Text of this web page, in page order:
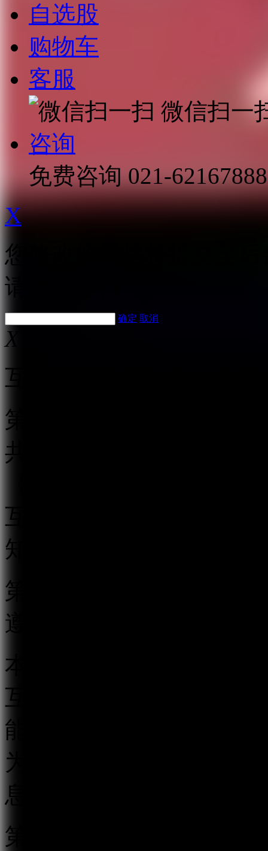
自选股
购物车
客服
微信扫一
咨询
免费咨询 021-62167888
X
您修改的价格将提交至
请耐心等待
确定 取消
X
互联网跟帖评论服务管理
第一条 为规范互联网跟
共利益，保护公民、法
互联网信息办公室负责
知》，制定本规定。
第二条 在中华人民共和
遵守本规定。
本规定所称跟帖评论服
互动传播平台以及其他
能的传播平台，以发帖
为用户提供发表文字、
息的服务。
第三条 国家互联网信息